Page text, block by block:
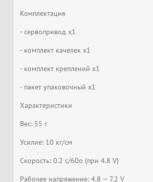
Комплектация
- сервопривод х1
- комплект качелек х1
- комплект креплений х1
- пакет упаковочный х1
Характеристики
Вес: 55 г
Усилие: 10 кг/см
Скорость: 0.2 с/60о (при 4.8 V)
Рабочее напряжение: 4.8 — 7.2 V